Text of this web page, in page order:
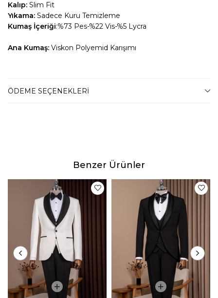
Kalıp: Slim Fit
Yıkama: Sadece Kuru Temizleme
Kumaş İçeriği:%73 Pes-%22 Vis-%5 Lycra
Ana Kumaş: Viskon Polyemid Karışımı
BEDEN TABLOSU
80-87 Kilo Arası
54 Beden 88-94 Kilo Arası
95-100 Kilo Arası
58 Beden
101-105 Kilo Arası
60 Beden
106-110 Kilo Arası
62 Beden
111-115 Kilo Arası
64 Beden
116-120 Kilo Arası
Teslimat
Tahmini teslim süremiz, bulunduğunuz adrese göre
ÖDEME SEÇENEKLERI
Benzer Ürünler